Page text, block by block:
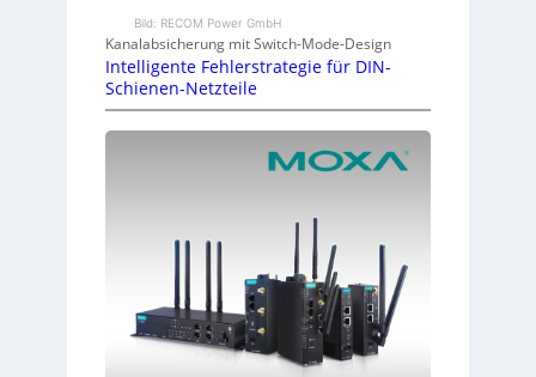
Bild: RECOM Power GmbH
Kanalabsicherung mit Switch-Mode-Design
Intelligente Fehlerstrategie für DIN-
Schienen-Netzteile